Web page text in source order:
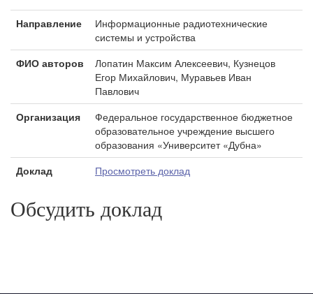
Направление
Информационные радиотехнические
системы и устройства
ФИО авторов
Лопатин Максим Алексеевич, Кузнецов
Егор Михайлович, Муравьев Иван
Павлович
Организация
Федеральное государственное бюджетное
образовательное учреждение высшего
образования «Университет «Дубна»
Доклад
Просмотреть доклад
Обсудить доклад